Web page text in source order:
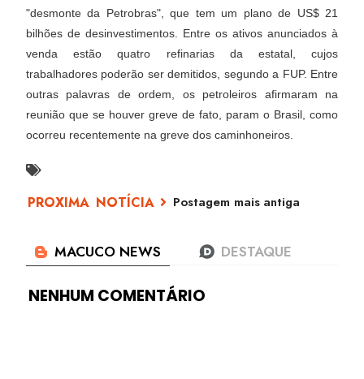
"desmonte da Petrobras", que tem um plano de US$ 21
bilhões de desinvestimentos. Entre os ativos anunciados à
venda estão quatro refinarias da estatal, cujos
trabalhadores poderão ser demitidos, segundo a FUP. Entre
outras palavras de ordem, os petroleiros afirmaram na
reunião que se houver greve de fato, param o Brasil, como
ocorreu recentemente na greve dos caminhoneiros.
Postagem mais antiga
NENHUM COMENTÁRIO